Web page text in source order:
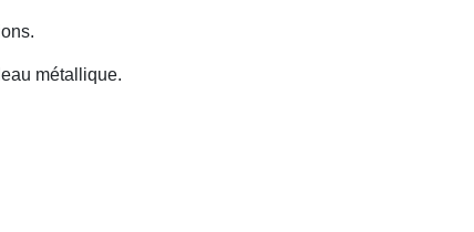
métallique.